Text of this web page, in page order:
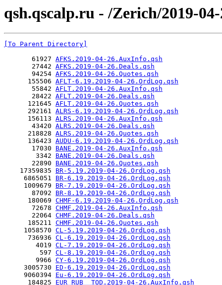
qsh.qscalp.ru - /Zerich/2019-
[To Parent Directory]
       61927
AFKS.2019-04-26.AuxInfo.qsh
       27442
AFKS.2019-04-26.Deals.qsh
       94254
AFKS.2019-04-26.Quotes.qsh
      155506
AFLT-6.19.2019-04-26.OrdLog.qsh
       55842
AFLT.2019-04-26.AuxInfo.qsh
       28422
AFLT.2019-04-26.Deals.qsh
      121645
AFLT.2019-04-26.Quotes.qsh
      292161
ALRS-6.19.2019-04-26.OrdLog.qsh
      156113
ALRS.2019-04-26.AuxInfo.qsh
       43420
ALRS.2019-04-26.Deals.qsh
      218828
ALRS.2019-04-26.Quotes.qsh
      136423
AUDU-6.19.2019-04-26.OrdLog.qsh
       17030
BANE.2019-04-26.AuxInfo.qsh
        3342
BANE.2019-04-26.Deals.qsh
       22890
BANE.2019-04-26.Quotes.qsh
    17359835
BR-5.19.2019-04-26.OrdLog.qsh
     6865051
BR-6.19.2019-04-26.OrdLog.qsh
     1009679
BR-7.19.2019-04-26.OrdLog.qsh
       87092
BR-8.19.2019-04-26.OrdLog.qsh
      180069
CHMF-6.19.2019-04-26.OrdLog.qsh
       72678
CHMF.2019-04-26.AuxInfo.qsh
       22064
CHMF.2019-04-26.Deals.qsh
      185211
CHMF.2019-04-26.Quotes.qsh
     1058570
CL-5.19.2019-04-26.OrdLog.qsh
      736936
CL-6.19.2019-04-26.OrdLog.qsh
        4019
CL-7.19.2019-04-26.OrdLog.qsh
         597
CL-8.19.2019-04-26.OrdLog.qsh
        9966
CY-6.19.2019-04-26.OrdLog.qsh
     3005730
ED-6.19.2019-04-26.OrdLog.qsh
     9060394
Eu-6.19.2019-04-26.OrdLog.qsh
      184825
EUR_RUB__TOD.2019-04-26.AuxInfo.qsh